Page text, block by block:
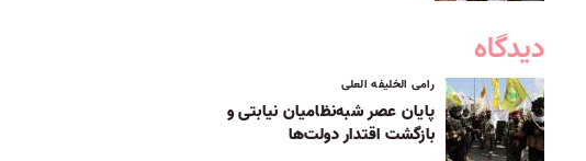
دیدگاه
رامی الخلیفه العلی
پایان عصر شبه‌نظامیان نیابتی و
بازگشت اقتدار دولت‌ها